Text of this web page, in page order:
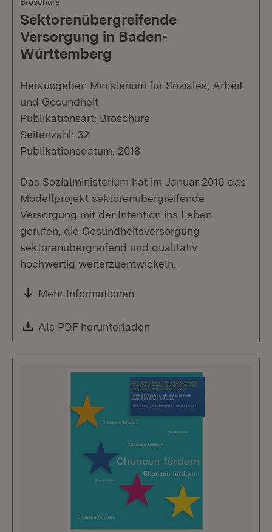
Sektorenübergreifende
Versorgung in Baden-
Württemberg
Herausgeber: Ministerium für Soziales, Arbeit
und Gesundheit
Publikationsart: Broschüre
Seitenzahl: 32
Publikationsdatum: 2018
Das Sozialministerium hat im Januar 2016 das
Modellprojekt sektorenübergreifende
Versorgung mit der Intention ins Leben
gerufen, die Gesundheitsversorgung
sektorenübergreifend und qualitativ
hochwertig weiterzuentwickeln.
Mehr Informationen
Download:
Als PDF herunterladen